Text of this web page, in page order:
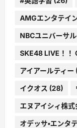
AMGエンタテイ
NBCユニバーサ
SKE48 LIVE！！
アイアールティー
イクオス (28)
エヌアイシィ株式
オデッサ・エンタ